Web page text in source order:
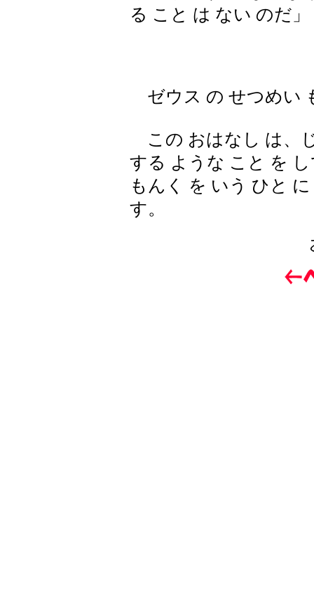
る こと は ない のだ」
ゼウス の せつめい
この おはなし は、
する ような こと を
もんく を いう ひと
す。